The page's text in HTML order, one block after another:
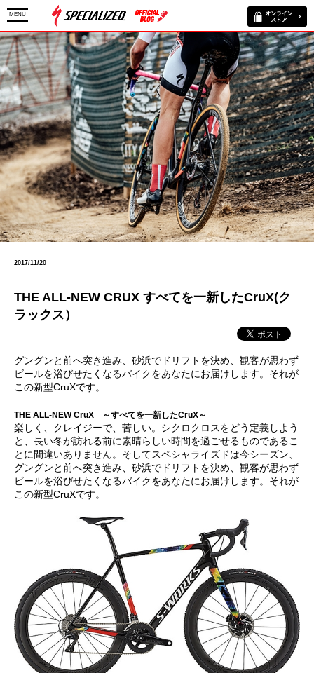
MENU
2017/11/20
THE ALL-NEW CRUX すべてを一新したCruX(ク
ラックス）
グングンと前へ突き進み、砂浜でドリフトを決め、観客が思わず
ビールを浴びせたくなるバイクをあなたにお届けします。それが
この新型CruXです。
THE ALL-NEW CruX ～すべてを一新したCruX～
楽しく、クレイジーで、苦しい。シクロクロスをどう定義しよう
と、長い冬が訪れる前に素晴らしい時間を過ごせるものであるこ
とに間違いありません。そしてスペシャライズドは今シーズン、
グングンと前へ突き進み、砂浜でドリフトを決め、観客が思わず
ビールを浴びせたくなるバイクをあなたにお届けします。それが
この新型CruXです。